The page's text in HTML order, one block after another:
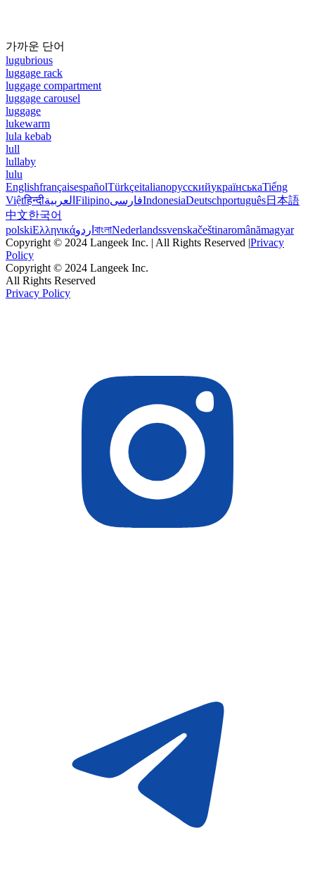
가까운 단어
lugubrious
luggage rack
luggage compartment
luggage carousel
luggage
lukewarm
lula kebab
lull
lullaby
lulu
EnglishfrançaisespañolTürkçeitalianoрусскийукраїнськаTiếng
Việtहिन्दीالعربية FilipinoفارسیIndonesiaDeutschportuguês日本語
中文한국어
polskiΕλληνικάاردو বাংলাNederlandssvenskačeštinaromânămagyar
Copyright © 2024 Langeek Inc. | All Rights Reserved |Privacy
Policy
Copyright © 2024 Langeek Inc.
All Rights Reserved
Privacy Policy